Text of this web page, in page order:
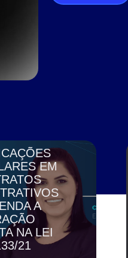
EM
A
NA LEI
21